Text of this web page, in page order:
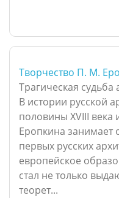
Творчество П. М.
Трагическая судьба
В истории русской
половины XVIII
Еропкина занимает
первых русских
европейское
стал не только
теорет...